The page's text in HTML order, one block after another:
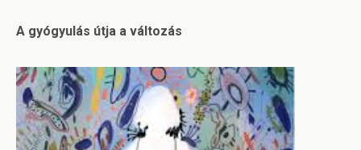
A gyógyulás útja a változás